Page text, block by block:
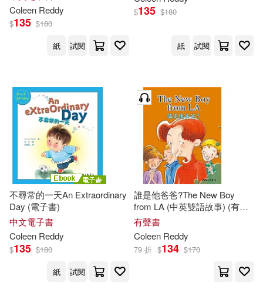
Coleen Reddy
$135 $180
紙
試閱
$135 $180
紙 試閱
不尋常的一天An Extraordinary
Day (電子書)
中文電子書
Coleen Reddy
$135 $180
紙
試閱
誰是他爸爸?The New Boy
from LA (中英雙語故事) (有聲
書)
有聲書
Coleen Reddy
79 折 $134 $170